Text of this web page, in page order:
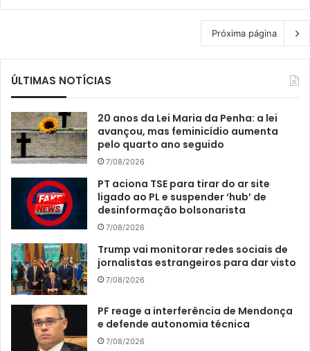
Próxima página
ÚLTIMAS NOTÍCIAS
20 anos da Lei Maria da Penha: a lei
avançou, mas feminicídio aumenta
pelo quarto ano seguido
7/08/2026
PT aciona TSE para tirar do ar site
ligado ao PL e suspender ‘hub’ de
desinformação bolsonarista
7/08/2026
Trump vai monitorar redes sociais de
jornalistas estrangeiros para dar visto
7/08/2026
PF reage a interferência de Mendonça
e defende autonomia técnica
7/08/2026